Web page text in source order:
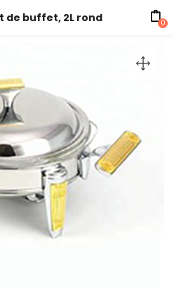
de buffet, 2L rond 0